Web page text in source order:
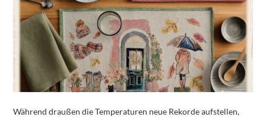
Während draußen die Temperaturen neue Rekorde aufstellen,